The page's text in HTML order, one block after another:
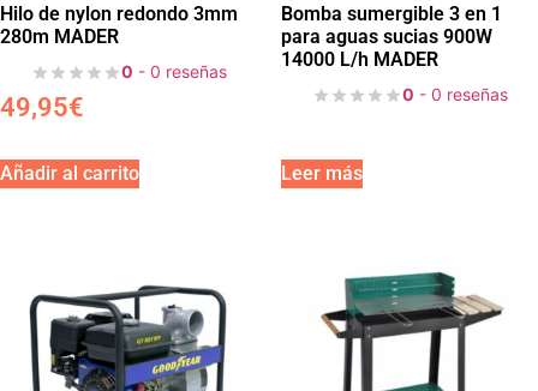
Hilo de nylon redondo 3mm
280m MADER
0 - 0 reseñas
49,95€
Añadir al carrito
Bomba sumergible 3 en 1
para aguas sucias 900W
14000 L/h MADER
0 - 0 reseñas
Leer más